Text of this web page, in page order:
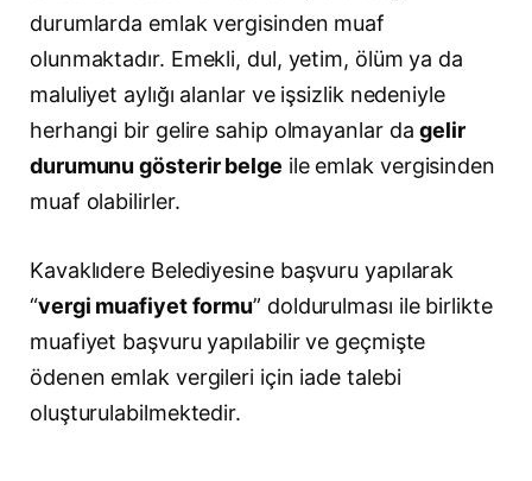
durumlarda emlak vergisinden muaf
olunmaktadır. Emekli, dul, yetim, ölüm ya da
maluliyet aylığı alanlar ve işsizlik nedeniyle
herhangi bir gelire sahip olmayanlar dagelir
durumunu gösterir belge ile emlak vergisinden
muaf olabilirler.
Kavaklıdere Belediyesine başvuru yapılarak
“vergi muafiyet formu” doldurulması ile birlikte
muafiyet başvuru yapılabilir ve geçmişte
ödenen emlak vergileri için iade talebi
oluşturulabilmektedir.